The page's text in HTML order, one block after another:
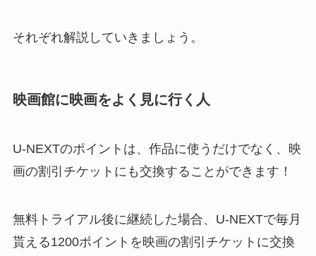
それぞれ解説していきましょう。
映画館に映画をよく見に行く人
U-NEXTのポイントは、作品に使うだけでなく、映
画の割引チケットにも交換することができます！
無料トライアル後に継続した場合、U-NEXTで毎月
貰える1200ポイントを映画の割引チケットに交換